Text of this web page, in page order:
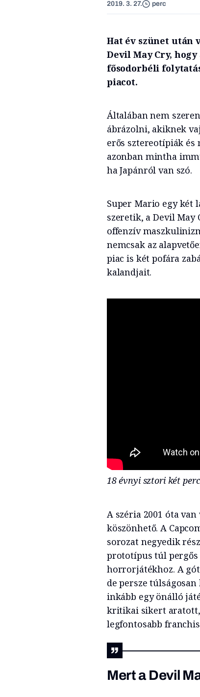
2019. 3. 27. perc
Hat év szünet után
Devil May Cry,
fősodorbéli
piacot.
Általában nem
ábrázolni, akiknek
erős sztereotípiák és
azonban mintha
ha Japánról van szó.
Super Mario egy két
szeretik, a Devil May
offenzív
nemcsak az
piac is két pofára
kalandjait.
18 évnyi sztori két
A széria 2001 óta
köszönhető. A
sorozat negyedik
prototípus túl pergős
horrorjátékhoz. A
de persze
inkább egy önálló
kritikai sikert aratott,
legfontosabb
Mert a Devil